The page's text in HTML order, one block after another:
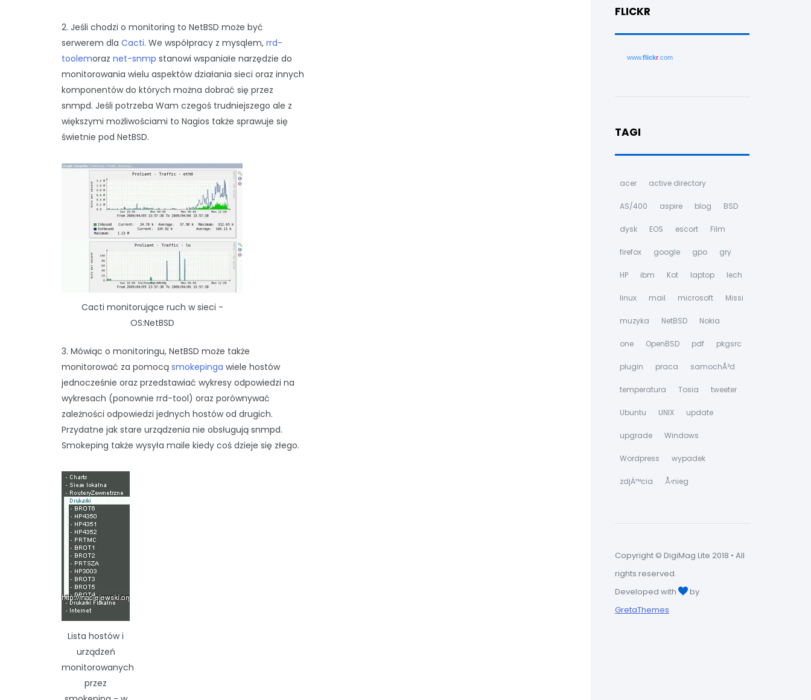
2. Jeśli chodzi o monitoring to NetBSD może być
serwerem dla Cacti. We współpracy z mysqlem, rrd-
toolemoraz net-snmp stanowi wspaniałe narzędzie do
monitorowania wielu aspektów działania sieci oraz innych
komponentów do których można dobrać się przez
snmpd. Jeśli potrzeba Wam czegoś trudniejszego ale z
większymi możliwościami to Nagios także sprawuje się
świetnie pod NetBSD.
Cacti monitorujące ruch w sieci -
OS:NetBSD
3. Mówiąc o monitoringu, NetBSD może także
monitorować za pomocą smokepinga wiele hostów
jednocześnie oraz przedstawiać wykresy odpowiedzi na
wykresach (ponownie rrd-tool) oraz porównywać
zależności odpowiedzi jednych hostów od drugich.
Przydatne jak stare urządzenia nie obsługują snmpd.
Smokeping także wysyła maile kiedy coś dzieje się złego.
Lista hostów i
urządzeń
monitorowanych
przez
FLICKR
www.flickr .com
TAGI
acer active directory
AS/400 aspire blog BSD
dysk EOS escort Film
firefox google gpo gry
HP ibm Kot laptop lech
linux mail microsoft Missi
muzyka NetBSD Nokia
one OpenBSD pdf pkgsrc
plugin praca samochÃ³d
temperatura Tosia tweeter
Ubuntu UNIX update
upgrade Windows
Wordpress wypadek
zdjÄ™cia Å›nieg
Copyright © DigiMag Lite 2018 • All
rights reserved.
Developed with
by
GretaThemes